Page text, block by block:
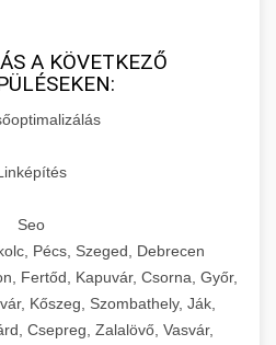
A KÖVETKEZŐ
Seo
Pécs, Szeged, Debrecen
Fertőd, Kapuvár, Csorna, Győr,
Kőszeg, Szombathely, Ják,
Csepreg, Zalalövő, Vasvár,